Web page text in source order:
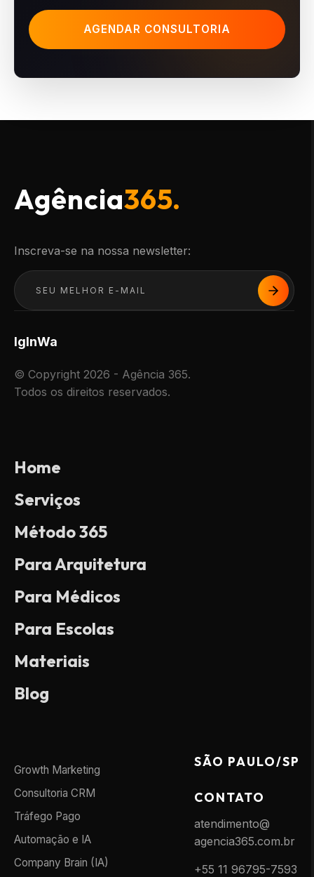
AGENDAR CONSULTORIA
Agência365.
Inscreva-se na nossa newsletter:
IgInWa
© Copyright 2026 - Agência 365.
Todos os direitos reservados.
Home
Serviços
Método 365
Para Arquitetura
Para Médicos
Para Escolas
Materiais
Blog
Growth Marketing
Consultoria CRM
Tráfego Pago
Automação e IA
Company Brain (IA)
SÃO PAULO/SP
CONTATO
atendimento@
agencia365.com.br
+55 11 96795-7593